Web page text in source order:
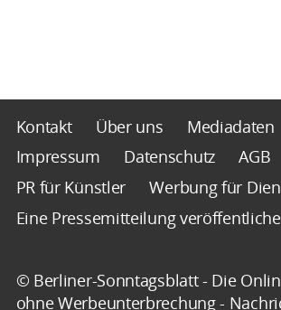
Kontakt Über uns
Mediadaten
Impressum
Datenschutz
AGB
PR für Künstler
Werbung für
Eine Pressemitteilung
© Berliner-Sonntagsblatt - Die
ohne Werbeunterbrechung -